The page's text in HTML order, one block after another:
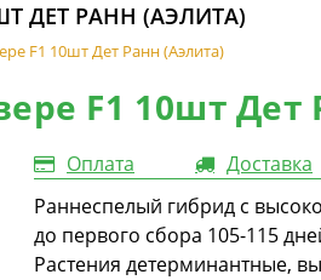
ДЕТ РАНН (АЭЛИТА)
F1 10шт Дет Ранн (Аэлита)
F1 10шт Дет
Оплата
Доставка
Раннеспелый гибрид с
до первого сбора 105-115
Растения детерминантные,